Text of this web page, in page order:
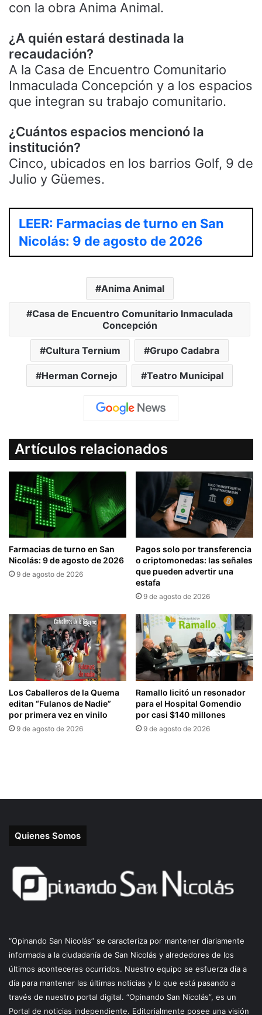
Quienes Somos
“Opinando San Nicolás” se caracteriza por mantener diariamente
informada a la ciudadanía de San Nicolás y alrededores de los
últimos aconteceres ocurridos. Nuestro equipo se esfuerza día a
día para mantener las últimas noticias y lo que está pasando a
través de nuestro portal digital. “Opinando San Nicolás”, es un
Portal de noticias independiente. Editorialmente posee una visión